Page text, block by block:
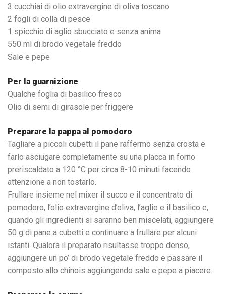
3 cucchiai di olio extravergine di oliva toscano
2 fogli di colla di pesce
1 spicchio di aglio sbucciato e senza anima
550 ml di brodo vegetale freddo
Sale e pepe
Per la guarnizione
Qualche foglia di basilico fresco
Olio di semi di girasole per friggere
Preparare la pappa al pomodoro
Tagliare a piccoli cubetti il pane raffermo senza crosta e
farlo asciugare completamente su una placca in forno
preriscaldato a 120 °C per circa 8-10 minuti facendo
attenzione a non tostarlo.
Frullare insieme nel mixer il succo e il concentrato di
pomodoro, l’olio extravergine d’oliva, l’aglio e il basilico e,
quando gli ingredienti si saranno ben miscelati, aggiungere
50 g di pane a cubetti e continuare a frullare per alcuni
istanti. Qualora il preparato risultasse troppo denso,
aggiungere un po’ di brodo vegetale freddo e passare il
composto allo chinois aggiungendo sale e pepe a piacere.